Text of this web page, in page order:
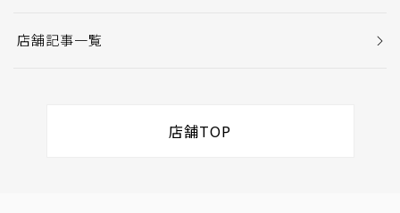
店舗記事一覧
店舗TOP